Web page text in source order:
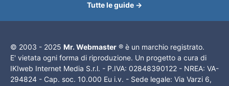
Tutte le guide →
© 2003 - 2025 Mr. Webmaster ® è un marchio registrato.
E' vietata ogni forma di riproduzione. Un progetto a cura di
IKIweb Internet Media S.r.l. - P.IVA: 02848390122 - NREA: VA-
294824 - Cap. soc. 10.000 Eu i.v. - Sede legale: Via Varzi 6,